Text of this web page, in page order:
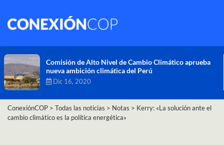
Comisión de Alto Nivel de Cambio Climático aprueba
nueva ambición climática del Perú
Dic 16, 2020
ConexiónCOP > Todas las noticias > Notas > Kerry: «La solución ante el
cambio climático es la política energética»